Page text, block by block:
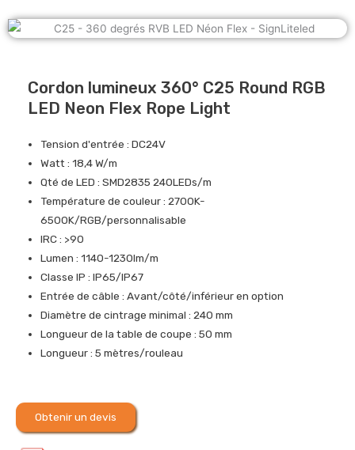
Cordon lumineux 360° C25 Round RGB
LED Neon Flex Rope Light
Tension d'entrée : DC24V
Watt : 18,4 W/m
Qté de LED : SMD2835 240LEDs/m
Température de couleur : 2700K-
6500K/RGB/personnalisable
IRC : >90
Lumen : 1140-1230lm/m
Classe IP : IP65/IP67
Entrée de câble : Avant/côté/inférieur en option
Diamètre de cintrage minimal : 240 mm
Longueur de la table de coupe : 50 mm
Longueur : 5 mètres/rouleau
Obtenir un devis